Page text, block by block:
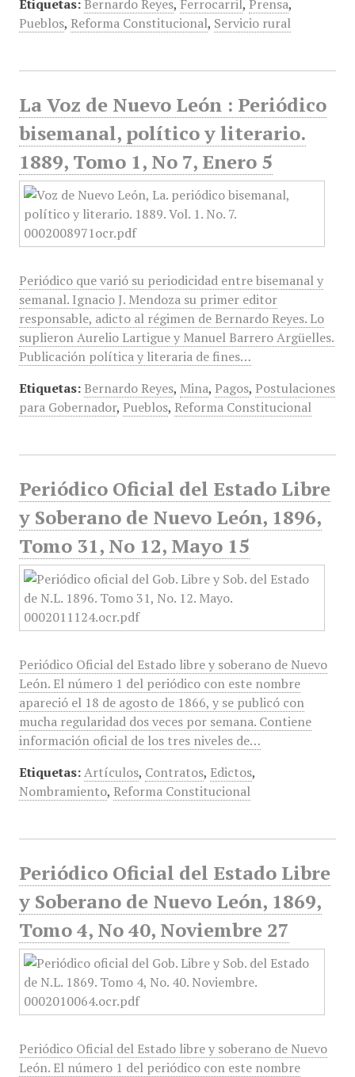
Etiquetas: Bernardo Reyes, Ferrocarril, Prensa,
Pueblos, Reforma Constitucional, Servicio rural
La Voz de Nuevo León : Periódico
bisemanal, político y literario.
1889, Tomo 1, No 7, Enero 5
Periódico que varió su periodicidad entre bisemanal y
semanal. Ignacio J. Mendoza su primer editor
responsable, adicto al régimen de Bernardo Reyes. Lo
suplieron Aurelio Lartigue y Manuel Barrero Argüelles.
Publicación política y literaria de fines…
Etiquetas: Bernardo Reyes, Mina, Pagos, Postulaciones
para Gobernador, Pueblos, Reforma Constitucional
Periódico Oficial del Estado Libre
y Soberano de Nuevo León, 1896,
Tomo 31, No 12, Mayo 15
Periódico Oficial del Estado libre y soberano de Nuevo
León. El número 1 del periódico con este nombre
apareció el 18 de agosto de 1866, y se publicó con
mucha regularidad dos veces por semana. Contiene
información oficial de los tres niveles de…
Etiquetas: Artículos, Contratos, Edictos,
Nombramiento, Reforma Constitucional
Periódico Oficial del Estado Libre
y Soberano de Nuevo León, 1869,
Tomo 4, No 40, Noviembre 27
Periódico Oficial del Estado libre y soberano de Nuevo
León. El número 1 del periódico con este nombre